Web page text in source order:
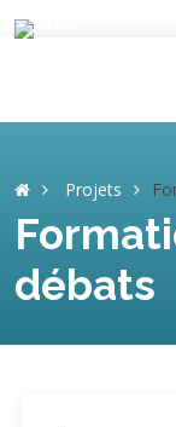
Projets
débats